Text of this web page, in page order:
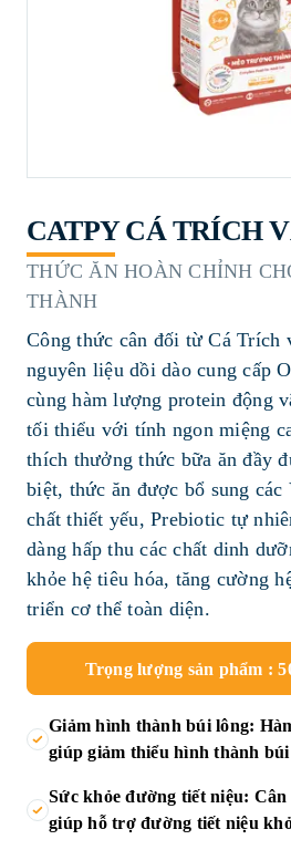
CATPY CÁ TRÍCH
THỨC ĂN HOÀN CHỈNH
THÀNH
Công thức cân đối từ Cá Trích
nguyên liệu dồi dào cung cấp
cùng hàm lượng protein động
tối thiểu với tính ngon miệng
thích thưởng thức bữa ăn đầy
biệt, thức ăn được bổ sung
chất thiết yếu, Prebiotic tự
dàng hấp thu các chất dinh
khỏe hệ tiêu hóa, tăng cường
triển cơ thể toàn diện.
Trọng lượng sản phẩm :
Giảm hình thành búi lông:
giúp giảm thiểu hình thành
Sức khỏe đường tiết niệu:
giúp hỗ trợ đường tiết niệu